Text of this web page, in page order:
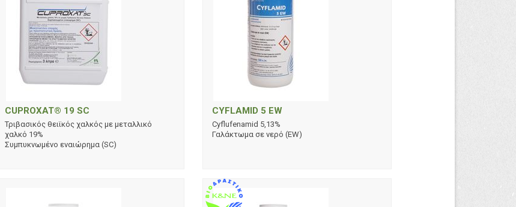
CUPROXAT® 19 SC
Τριβασικός θειϊκός χαλκός με μεταλλικό
χαλκό 19%
Συμπυκνωμένο εναιώρημα (SC)
CYFLAMID 5 EW
Cyflufenamid 5,13%
Γαλάκτωμα σε νερό (EW)